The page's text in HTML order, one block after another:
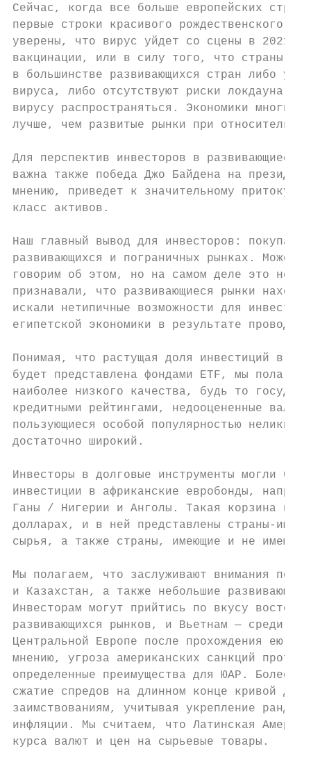
Сейчас, когда все больше европейских стран
первые строки красивого рождественского
уверены, что вирус уйдет со сцены в 2021
вакцинации, или в силу того, что страны
в большинстве развивающихся стран либо
вируса, либо отсутствуют риски локдауна
вирусу распространяться. Экономики
лучше, чем развитые рынки при относительно
Для перспектив инвесторов в
важна также победа Джо Байдена на
мнению, приведет к значительному притоку
класс активов.
Наш главный вывод для инвесторов:
развивающихся и пограничных рынках. Может
говорим об этом, но на самом деле это не
признавали, что развивающиеся рынки
искали нетипичные возможности для
египетской экономики в результате
Понимая, что растущая доля инвестиций в
будет представлена фондами ETF, мы
наиболее низкого качества, будь то
кредитными рейтингами, недооцененные
пользующиеся особой популярностью
достаточно широкий.
Инвесторы в долговые инструменты могли бы
инвестиции в африканские евробонды,
Ганы / Нигерии и Анголы. Такая корзина
долларах, и в ней представлены страны-
сырья, а также страны, имеющие и не
Мы полагаем, что заслуживают внимания
и Казахстан, а также небольшие
Инвесторам могут прийтись по вкусу
развивающихся рынков, и Вьетнам — среди
Центральной Европе после прохождения ею
мнению, угроза американских санкций
определенные преимущества для ЮАР. Более
сжатие спредов на длинном конце кривой
заимствованиям, учитывая укрепление ранда
инфляции. Мы считаем, что Латинская
курса валют и цен на сырьевые товары.